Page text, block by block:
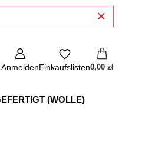
AnmeldenEinkaufslisten0,00 zł
(WOLLE)